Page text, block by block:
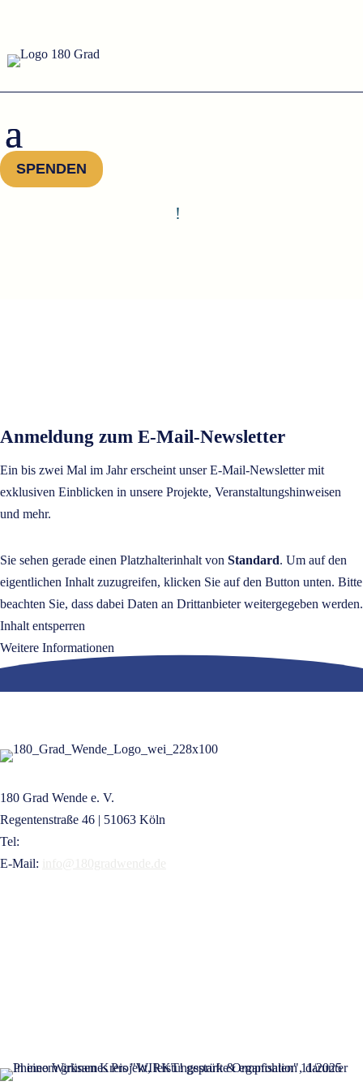
SPENDEN
!
Anmeldung zum E-Mail-Newsletter
Ein bis zwei Mal im Jahr erscheint unser E-Mail-Newsletter mit
exklusiven Einblicken in unsere Projekte, Veranstaltungshinweisen
und mehr.
Sie sehen gerade einen Platzhalterinhalt von Standard. Um auf den
eigentlichen Inhalt zuzugreifen, klicken Sie auf den Button unten. Bitte
beachten Sie, dass dabei Daten an Drittanbieter weitergegeben werden.
Inhalt entsperren
Weitere Informationen
180 Grad Wende e. V.
Regentenstraße 46 | 51063 Köln
Tel:
E-Mail: